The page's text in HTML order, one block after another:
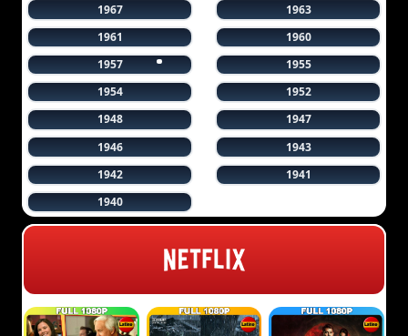
1967
1963
1961
1960
1957
1955
1954
1952
1948
1947
1946
1943
1942
1941
1940